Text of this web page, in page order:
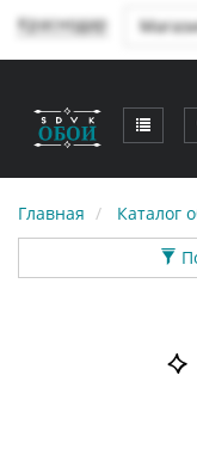
Краснодар
Главная Каталог